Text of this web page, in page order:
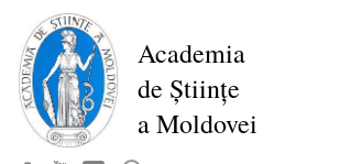
Перейти
основному
содержанию
Academia
de Științe
a Moldovei